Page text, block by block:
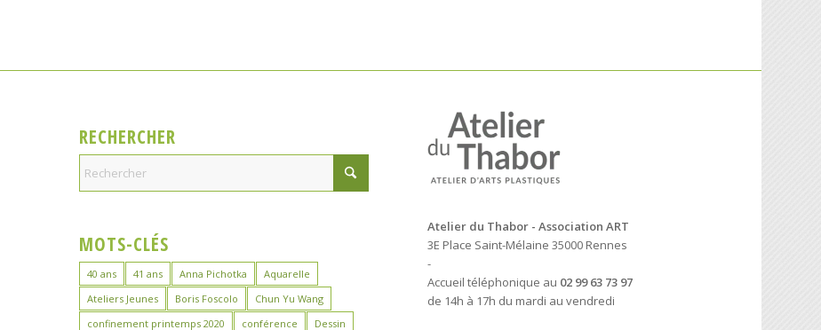
RECHERCHER
MOTS-CLÉS
40 ans 41 ans Anna Pichotka
Aquarelle
Ateliers Jeunes
Boris Foscolo
Chun Yu Wang
confinement printemps 2020
conférence
Dessin
Atelier du Thabor - Association ART
3E Place Saint-Mélaine 35000 Rennes
-
Accueil téléphonique au 02 99 63 73 97
de 14h à 17h du mardi au vendredi